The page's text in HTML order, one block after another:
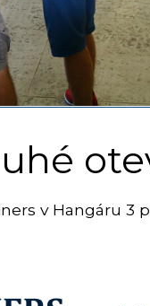
v Hangáru 3